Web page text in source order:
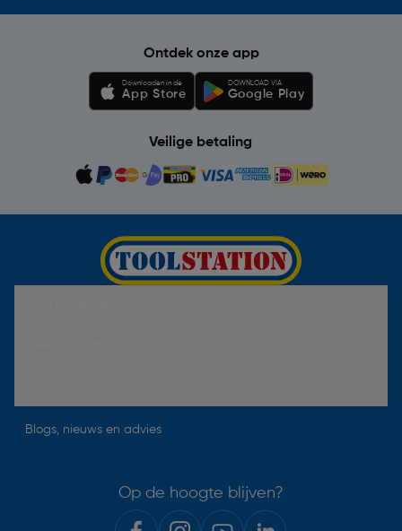
Ontdek onze app
Downloaden in de
App Store
DOWNLOAD VIA
Google Play
Veilige betaling
Blogs, nieuws en advies
Op de hoogte blijven?